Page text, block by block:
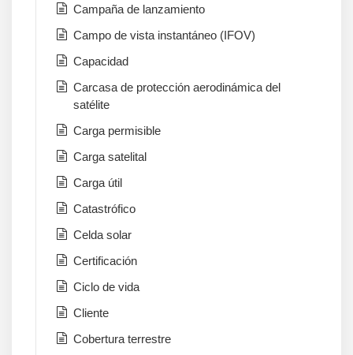
Campaña de lanzamiento
Campo de vista instantáneo (IFOV)
Capacidad
Carcasa de protección aerodinámica del
satélite
Carga permisible
Carga satelital
Carga útil
Catastrófico
Celda solar
Certificación
Ciclo de vida
Cliente
Cobertura terrestre